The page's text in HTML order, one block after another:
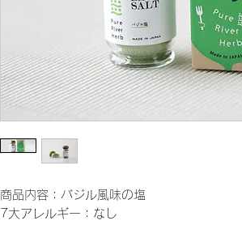
商品内容：バジル風味の塩
7大アレルギー：なし